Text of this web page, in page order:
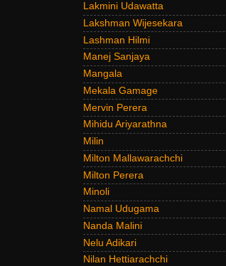
Lakmini Udawatta
Lakshman Wijesekara
Lashman Hilmi
Manej Sanjaya
Mangala
Mekala Gamage
Mervin Perera
Mihidu Ariyarathna
Milin
Milton Mallawarachchi
Milton Perera
Minoli
Namal Udugama
Nanda Malini
Nelu Adikari
Nilan Hettiarachchi